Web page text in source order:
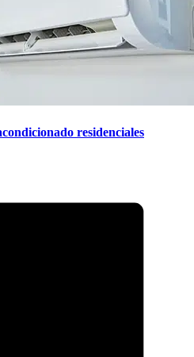
residenciales